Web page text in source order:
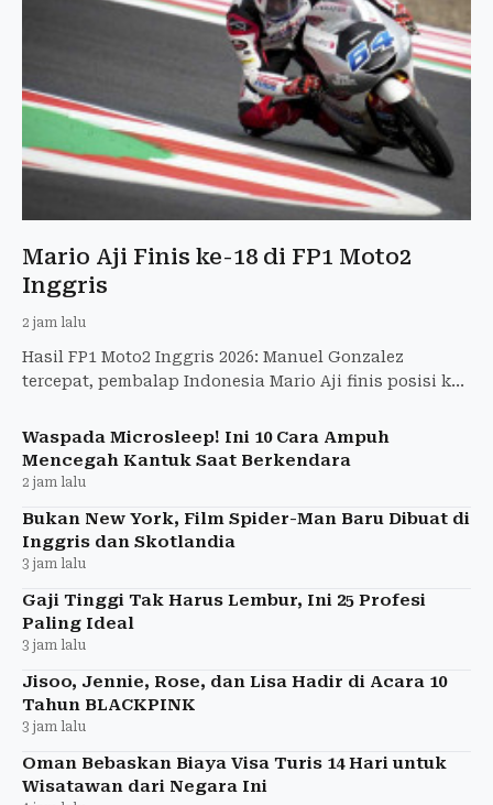
Mario Aji Finis ke-18 di FP1 Moto2
Inggris
2 jam lalu
Hasil FP1 Moto2 Inggris 2026: Manuel Gonzalez
tercepat, pembalap Indonesia Mario Aji finis posisi ke-
Waspada Microsleep! Ini 10 Cara Ampuh
Mencegah Kantuk Saat Berkendara
2 jam lalu
Bukan New York, Film Spider-Man Baru Dibuat di
Inggris dan Skotlandia
3 jam lalu
Gaji Tinggi Tak Harus Lembur, Ini 25 Profesi
Paling Ideal
3 jam lalu
Jisoo, Jennie, Rose, dan Lisa Hadir di Acara 10
Tahun BLACKPINK
3 jam lalu
Oman Bebaskan Biaya Visa Turis 14 Hari untuk
Wisatawan dari Negara Ini